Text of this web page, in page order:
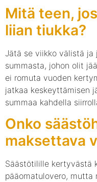
Mitä teen,
liian tiukka?
Jätä se viikko välistä ja
summasta, johon olit
ei romuta vuoden
jatkaa keskeyttämisen
summaa kahdella
Onko
maksettava
Säästötilille kertyvästä
pääomatulovero,